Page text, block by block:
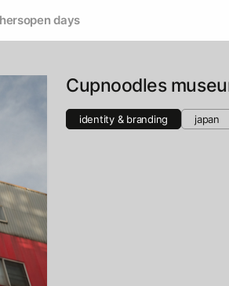
open days
Cupnoodles
identity & branding japan